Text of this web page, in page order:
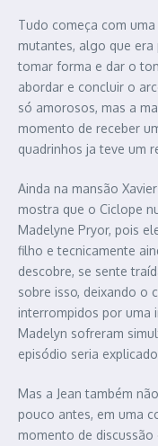
Tudo começa com
mutantes, algo que era
tomar forma e dar o
abordar e concluir o
só amorosos, mas a
momento de receber
quadrinhos ja teve um
Ainda na mansão
mostra que o Ciclope
Madelyne Pryor, pois
filho e tecnicamente
descobre, se sente
sobre isso, deixando o
interrompidos por uma
Madelyn sofreram
episódio seria
Mas a Jean também
pouco antes, em uma
momento de discussão